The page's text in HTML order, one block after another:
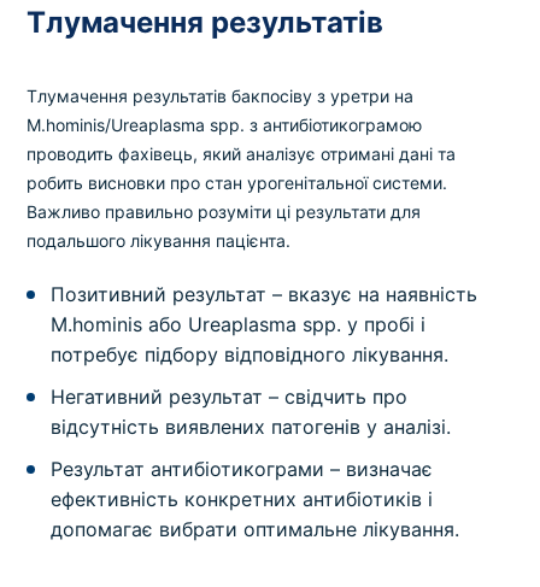
Тлумачення результатів
Тлумачення результатів бакпосіву з уретри на
M.hominis/Ureaplasma spp. з антибіотикограмою
проводить фахівець, який аналізує отримані дані та
робить висновки про стан урогенітальної системи.
Важливо правильно розуміти ці результати для
подальшого лікування пацієнта.
Позитивний результат – вказує на наявність
M.hominis або Ureaplasma spp. у пробі і
потребує підбору відповідного лікування.
Негативний результат – свідчить про
відсутність виявлених патогенів у аналізі.
Результат антибіотикограми – визначає
ефективність конкретних антибіотиків і
допомагає вибрати оптимальне лікування.